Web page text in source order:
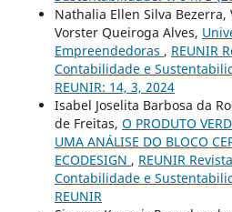
Nathalia Ellen Silva
Vorster Queiroga Alves,
Empreendedoras , REUNIR
Contabilidade e
REUNIR: 14, 3, 2024
Isabel Joselita Barbosa da
de Freitas, O PRODUTO
UMA ANÁLISE DO BLOCO
ECODESIGN , REUNIR
Contabilidade e
REUNIR